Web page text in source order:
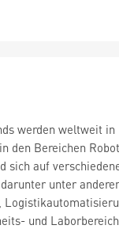
werden weltweit
den Bereichen
sich auf
unter
und